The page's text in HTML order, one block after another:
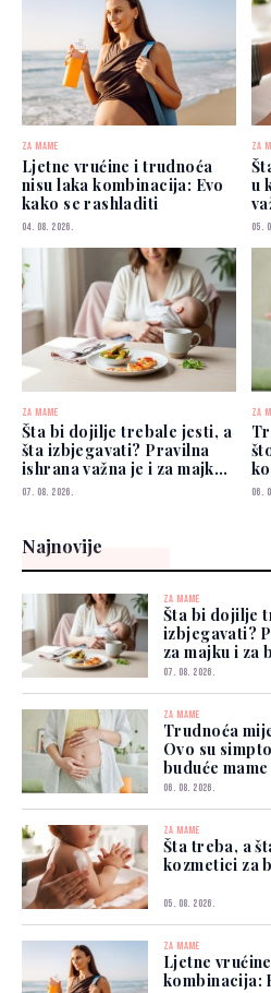
ZA MAME
Ljetne vrućine i trudnoća
nisu laka kombinacija: Evo
kako se rashladiti
04. 08. 2026.
ZA
u
05.
ZA MAME
Šta bi dojilje trebale jesti, a
šta izbjegavati? Pravilna
ishrana važna je i za majku i
za bebu
07. 08. 2026.
ZA
06.
Najnovije
ZA MAME
Šta bi dojilje
izbjegavati?
za majku i za
07. 08. 2026.
ZA MAME
Trudnoća
Ovo su
buduće mame
06. 08. 2026.
ZA MAME
Šta treba, a
kozmetici za
05. 08. 2026.
ZA MAME
Ljetne
kombinacija: